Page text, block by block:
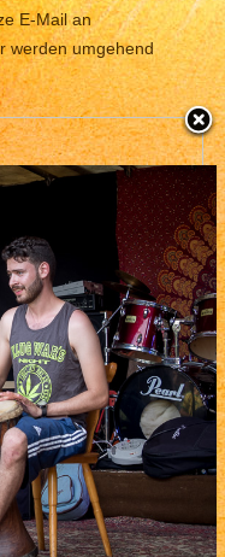
E-Mail an
werden umgehend